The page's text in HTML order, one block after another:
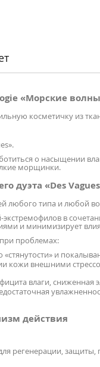
«Морские
косметичку из
о насыщении
морщинки.
дуэта «Des
любого типа и любой
в
и минимизирует
проблемах:
и
кожи внешними
влаги, сниженная
действия
регенерации, защиты,